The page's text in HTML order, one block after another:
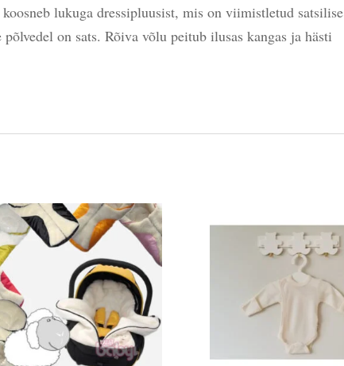
lukuga dressipluusist, mis on viimistletud satsilise
on sats. Rõiva võlu peitub ilusas kangas ja hästi